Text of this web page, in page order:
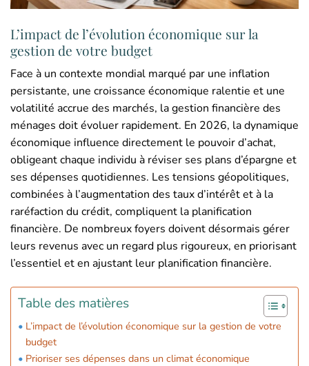
L’impact de l’évolution économique sur la
gestion de votre budget
Face à un contexte mondial marqué par une inflation
persistante, une croissance économique ralentie et une
volatilité accrue des marchés, la gestion financière des
ménages doit évoluer rapidement. En 2026, la dynamique
économique influence directement le pouvoir d’achat,
obligeant chaque individu à réviser ses plans d’épargne et
ses dépenses quotidiennes. Les tensions géopolitiques,
combinées à l’augmentation des taux d’intérêt et à la
raréfaction du crédit, compliquent la planification
financière. De nombreux foyers doivent désormais gérer
leurs revenus avec un regard plus rigoureux, en priorisant
l’essentiel et en ajustant leur planification financière.
Table des matières
L’impact de l’évolution économique sur la gestion de votre
budget
Prioriser ses dépenses dans un climat économique